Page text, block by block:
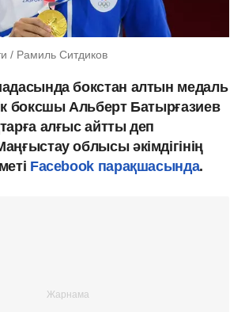
/ Рамиль Ситдиков
бокстан алтын медаль
боксшы Альберт Батырғазиев
алғыс айтты деп
облысы әкімдігінің
Facebook парақшасында.